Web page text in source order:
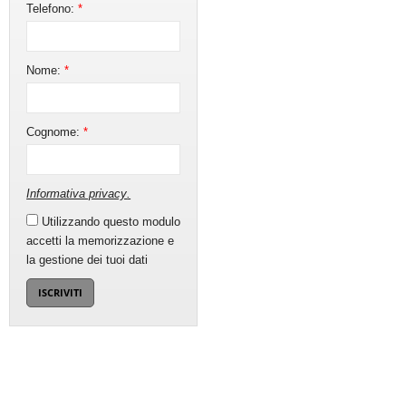
Telefono:*
Nome:*
Cognome:*
Informativa privacy
Utilizzando questo modulo
accetti la memorizzazione e
la gestione dei tuoi dati